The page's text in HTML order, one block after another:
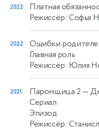
2022 Платная
Режиссёр: Софья
2022 Ошибки
Главная роль
Режиссёр: Юлия
2021 Паромщица 2 —
Сериал
Эпизод
Режиссёр: